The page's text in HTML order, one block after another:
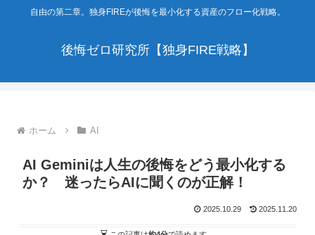
自由の第二章。独身FIREが後悔を最小化する資産のフロー化戦略。
後悔ゼロ研究所【独身FIRE戦略】
ホーム AI
AI Geminiは人生の後悔をどう最小化する
か？ 迷ったらAIに聞くのが正解！
2025.10.29 2025.11.20